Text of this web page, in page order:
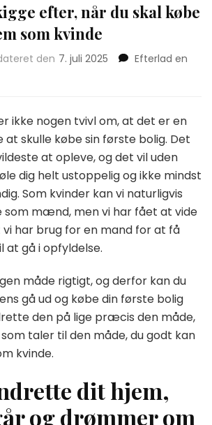
efter, når du skal købe
som kvinde
den 7. juli 2025
Efterlad en
ikke nogen tvivl om, at det er en
at skulle købe sin første bolig. Det
at opleve, og det vil uden
dig helt ustoppelig og ikke mindst
Som kvinder kan vi naturligvis
som mænd, men vi har fået at vide
vi har brug for en mand for at få
at gå i opfyldelse.
måde rigtigt, og derfor kan du
gå ud og købe din første bolig
den på lige præcis den måde,
taler til den måde, du godt kan
kvinde.
dit hjem,
og drømmer om